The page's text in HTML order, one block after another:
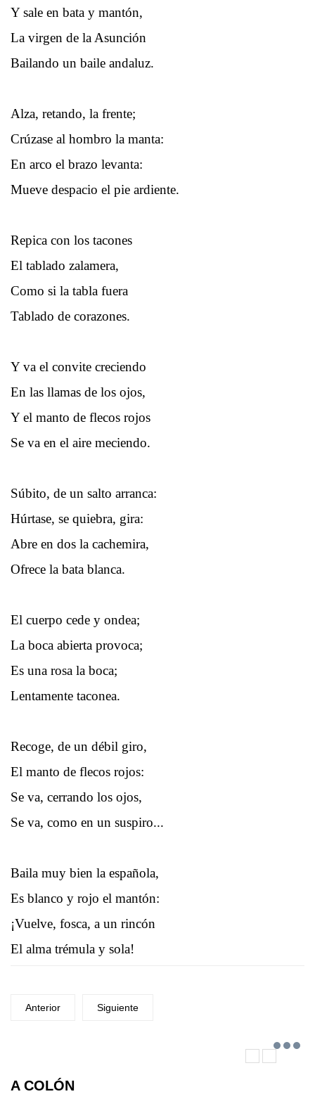
Y sale en bata y mantón,
La virgen de la Asunción
Bailando un baile andaluz.
Alza, retando, la frente;
Crúzase al hombro la manta:
En arco el brazo levanta:
Mueve despacio el pie ardiente.
Repica con los tacones
El tablado zalamera,
Como si la tabla fuera
Tablado de corazones.
Y va el convite creciendo
En las llamas de los ojos,
Y el manto de flecos rojos
Se va en el aire meciendo.
Súbito, de un salto arranca:
Húrtase, se quiebra, gira:
Abre en dos la cachemira,
Ofrece la bata blanca.
El cuerpo cede y ondea;
La boca abierta provoca;
Es una rosa la boca;
Lentamente taconea.
Recoge, de un débil giro,
El manto de flecos rojos:
Se va, cerrando los ojos,
Se va, como en un suspiro...
Baila muy bien la española,
Es blanco y rojo el mantón:
¡Vuelve, fosca, a un rincón
El alma trémula y sola!
Anterior Siguiente
A COLÓN